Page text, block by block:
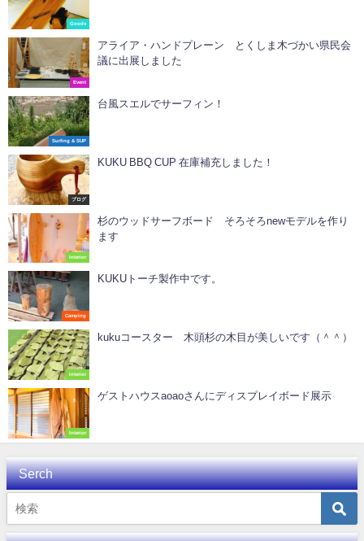
Goods
Event
アライア・ハンドプレーン とくしま木づかい県民会
議に出展しました
Surfing & SUP
台風スエルでサーフィン！
ブログ
KUKU BBQ CUP 在庫補充しました！
Interior
杉のウッドサーフボード そろそろnewモデルを作り
ます
Camping
KUKUトーチ製作中です。
Interior
kukuコースター 木頭杉の木目が美しいです（＾＾）
Interior
ゲストハウスaoaoさんにディスプレイボード展示
Serch